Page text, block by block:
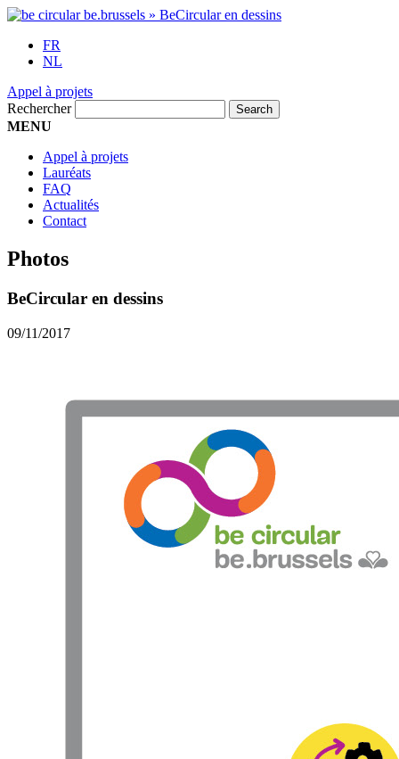
FR
NL
Appel à projets
Rechercher
MENU
Appel à projets
Lauréats
FAQ
Actualités
Contact
Photos
BeCircular en dessins
09/11/2017